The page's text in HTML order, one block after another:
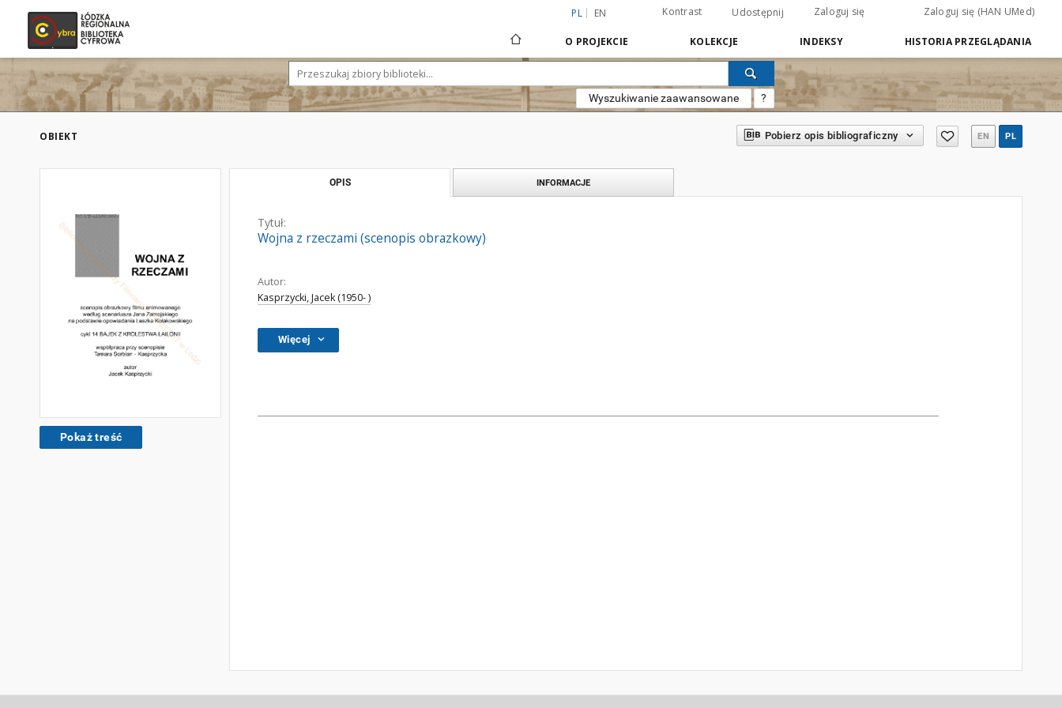
PL EN Kontrast Udostępnij Zaloguj się Zaloguj się (HAN UMed)
O PROJEKCIE KOLEKCJE INDEKSY HISTORIA PRZEGLĄDANIA
Wyszukiwanie zaawansowane ?
OBIEKT Pobierz opis bibliograficzny EN PL
Pokaż treść
OPIS INFORMACJE
Tytuł:
Wojna z rzeczami (scenopis obrazkowy)
Autor:
Kasprzycki, Jacek (1950- )
Więcej